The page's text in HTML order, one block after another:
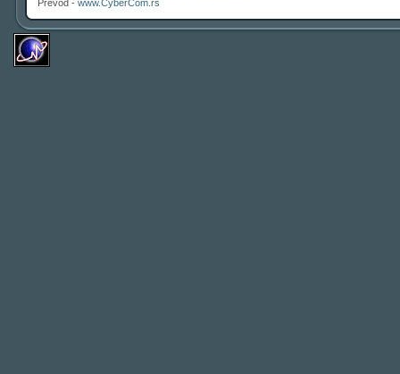
Prevod - www.CyberCom.rs